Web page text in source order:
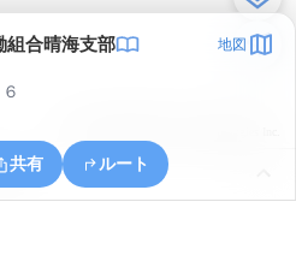
組合晴海支部 地図
共有 ルート
２